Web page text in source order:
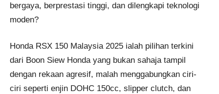
bergaya, berprestasi tinggi, dan dilengkapi teknologi
moden?
Honda RSX 150 Malaysia 2025 ialah pilihan terkini
dari Boon Siew Honda yang bukan sahaja tampil
dengan rekaan agresif, malah menggabungkan ciri-
ciri seperti enjin DOHC 150cc, slipper clutch, dan